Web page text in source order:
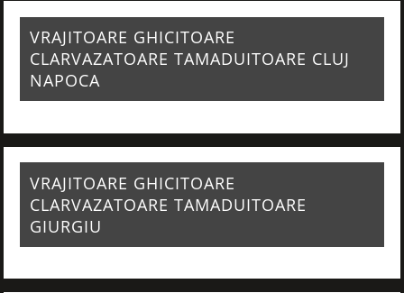
VRAJITOARE GHICITOARE
CLARVAZATOARE TAMADUITOARE CLUJ
NAPOCA
VRAJITOARE GHICITOARE
CLARVAZATOARE TAMADUITOARE
GIURGIU